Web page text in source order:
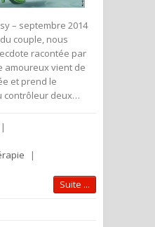
– septembre 2014
couple, nous
racontée par
amoureux vient de
et prend le
contrôleur deux…
|
|
Suite ...